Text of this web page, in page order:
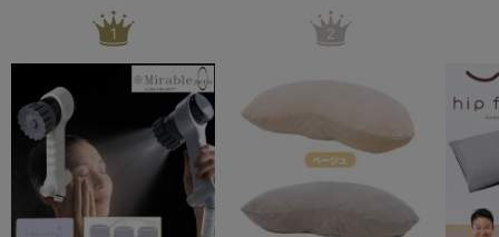
1 2